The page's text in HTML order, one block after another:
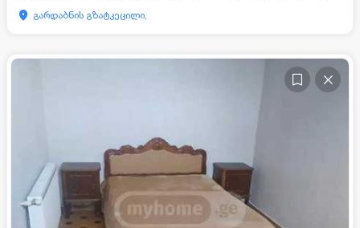
გარდაბნის გზატკეცილი,